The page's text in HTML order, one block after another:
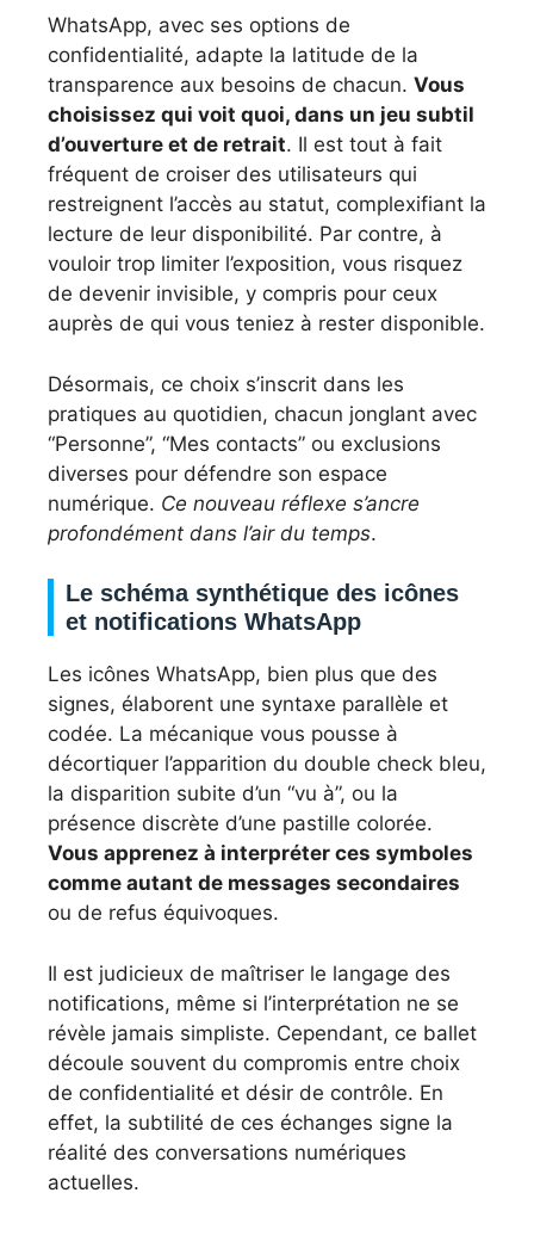
WhatsApp, avec ses options de
confidentialité, adapte la latitude de la
transparence aux besoins de chacun. Vous
choisissez qui voit quoi, dans un jeu subtil
d’ouverture et de retrait. Il est tout à fait
fréquent de croiser des utilisateurs qui
restreignent l’accès au statut, complexifiant la
lecture de leur disponibilité. Par contre, à
vouloir trop limiter l’exposition, vous risquez
de devenir invisible, y compris pour ceux
auprès de qui vous teniez à rester disponible.
Désormais, ce choix s’inscrit dans les
pratiques au quotidien, chacun jonglant avec
“Personne”, “Mes contacts” ou exclusions
diverses pour défendre son espace
numérique. Ce nouveau réflexe s’ancre
profondément dans l’air du temps.
Le schéma synthétique des icônes
et notifications WhatsApp
Les icônes WhatsApp, bien plus que des
signes, élaborent une syntaxe parallèle et
codée. La mécanique vous pousse à
décortiquer l’apparition du double check bleu,
la disparition subite d’un “vu à”, ou la
présence discrète d’une pastille colorée.
Vous apprenez à interpréter ces symboles
comme autant de messages secondaires
ou de refus équivoques.
Il est judicieux de maîtriser le langage des
notifications, même si l’interprétation ne se
révèle jamais simpliste. Cependant, ce ballet
découle souvent du compromis entre choix
de confidentialité et désir de contrôle. En
effet, la subtilité de ces échanges signe la
réalité des conversations numériques
actuelles.